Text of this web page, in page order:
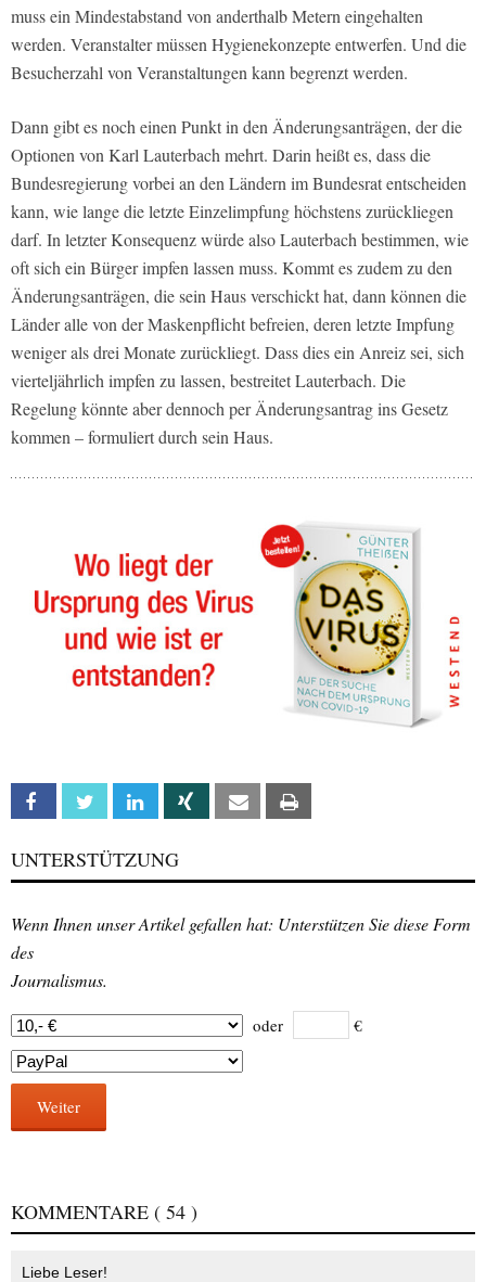
muss ein Mindestabstand von anderthalb Metern eingehalten
werden. Veranstalter müssen Hygienekonzepte entwerfen. Und die
Besucherzahl von Veranstaltungen kann begrenzt werden.
Dann gibt es noch einen Punkt in den Änderungsanträgen, der die
Optionen von Karl Lauterbach mehrt. Darin heißt es, dass die
Bundesregierung vorbei an den Ländern im Bundesrat entscheiden
kann, wie lange die letzte Einzelimpfung höchstens zurückliegen
darf. In letzter Konsequenz würde also Lauterbach bestimmen, wie
oft sich ein Bürger impfen lassen muss. Kommt es zudem zu den
Änderungsanträgen, die sein Haus verschickt hat, dann können die
Länder alle von der Maskenpflicht befreien, deren letzte Impfung
weniger als drei Monate zurückliegt. Dass dies ein Anreiz sei, sich
vierteljährlich impfen zu lassen, bestreitet Lauterbach. Die
Regelung könnte aber dennoch per Änderungsantrag ins Gesetz
kommen – formuliert durch sein Haus.
Facebook Twitter Linkedin Xing Email
UNTERSTÜTZUNG
Wenn Ihnen unser Artikel gefallen hat: Unterstützen Sie diese Form
des
Journalismus.
oder €
Weiter
KOMMENTARE ( 54 )
Liebe Leser!